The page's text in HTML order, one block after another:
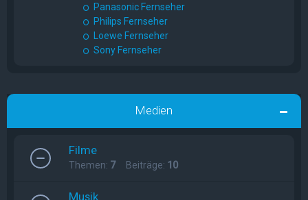
Panasonic Fernseher
Philips Fernseher
Loewe Fernseher
Sony Fernseher
Medien
Filme
Themen: 7Beiträge: 10
Musik